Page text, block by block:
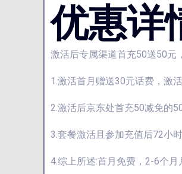
优惠详
激活后专属渠道首充50送50元
1.激活首月赠送30元话费，激
2.激活后京东处首充50减免的
3.套餐激活且参加充值后72小
4.综上所述:首月免费，2-6个月